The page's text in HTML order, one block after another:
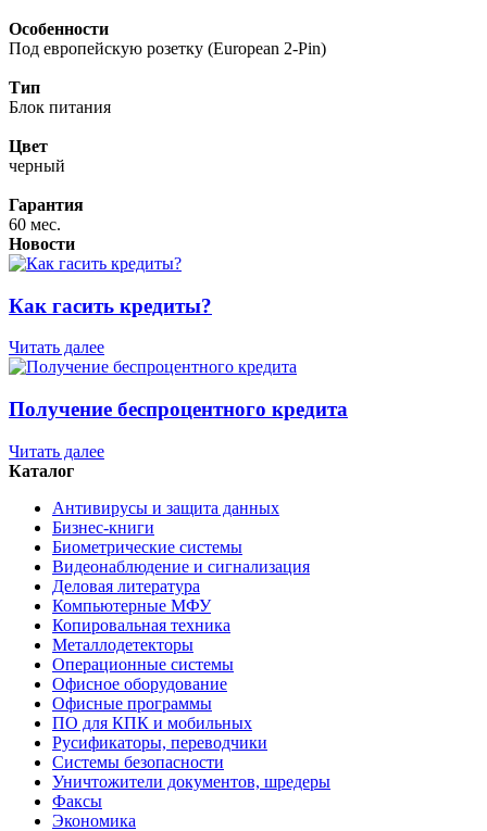
Особенности
Под европейскую розетку (European 2-Pin)
Тип
Блок питания
Цвет
черный
Гарантия
60 мес.
Новости
Как гасить кредиты?
Читать далее
Получение беспроцентного кредита
Читать далее
Каталог
Антивирусы и защита данных
Бизнес-книги
Биометрические системы
Видеонаблюдение и сигнализация
Деловая литература
Компьютерные МФУ
Копировальная техника
Металлодетекторы
Операционные системы
Офисное оборудование
Офисные программы
ПО для КПК и мобильных
Русификаторы, переводчики
Системы безопасности
Уничтожители документов, шредеры
Факсы
Экономика